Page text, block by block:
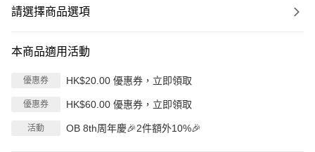
請選擇商品選項
本商品適用活動
優惠券 HK$20.00 優惠券，立即領取
優惠券 HK$60.00 優惠券，立即領取
活動 OB 8th周年慶🎉2件額外10%🎉